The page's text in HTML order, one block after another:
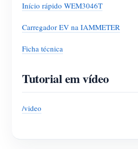
Início rápido WEM3046T
Carregador EV na IAMMETER
Ficha técnica
Tutorial em vídeo
/video